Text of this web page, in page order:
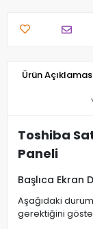
Ürün
Toshiba
Paneli
Başlıca Ekran
Aşağıdaki
gerektiğini